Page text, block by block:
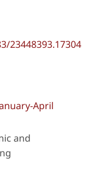
23448393.17304
April
and